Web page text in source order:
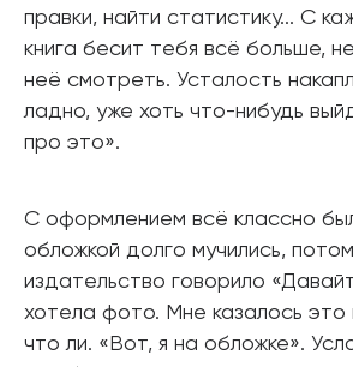
правки, найти статистику... С
книга бесит тебя всё больше,
неё смотреть. Усталость
ладно, уже хоть что-нибудь
про это».
С оформлением всё классно
обложкой долго мучились,
издательство говорило
хотела фото. Мне казалось это
что ли. «Вот, я на обложке».